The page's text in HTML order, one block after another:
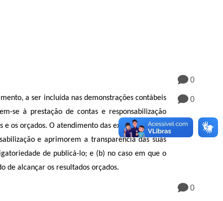
0
0
a ser incluída nas demonstrações contábeis
se à prestação de contas e responsabilização
os orçados. O atendimento das exigências desta
e aprimorem a transparência das suas
de publicá-lo; e (b) no caso em que o
de alcançar os resultados orçados.
0